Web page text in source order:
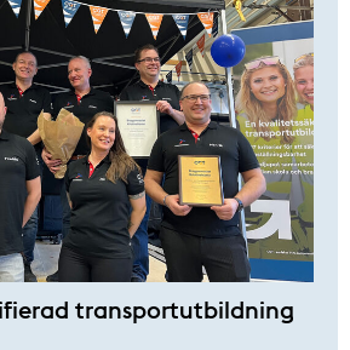
transportutbildning